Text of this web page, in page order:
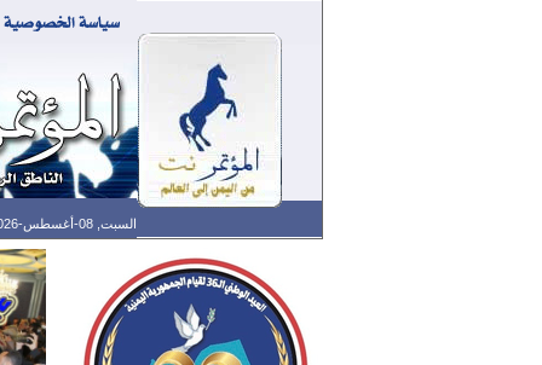
السبت, 08-أغسطس-2026 الساعة: 11:13 ص - آخر تحديث: 01:30 ص (30: 10) بتوقيت غرينتش